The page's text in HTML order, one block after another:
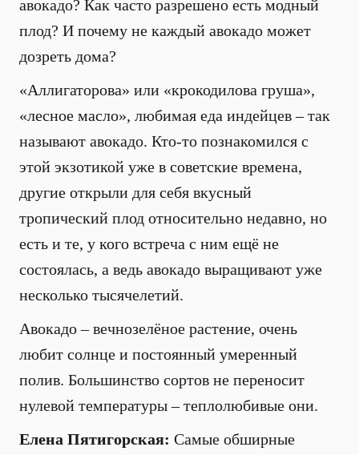
авокадо? Как часто разрешено есть модный
плод? И почему не каждый авокадо может
дозреть дома?
«Аллигаторова» или «крокодилова груша»,
«лесное масло», любимая еда индейцев – так
называют авокадо. Кто-то познакомился с
этой экзотикой уже в советские времена,
другие открыли для себя вкусный
тропический плод относительно недавно, но
есть и те, у кого встреча с ним ещё не
состоялась, а ведь авокадо выращивают уже
несколько тысячелетий.
Авокадо – вечнозелёное растение, очень
любит солнце и постоянный умеренный
полив. Большинство сортов не переносит
нулевой температуры – теплолюбивые они.
Елена Пятигорская: Самые обширные